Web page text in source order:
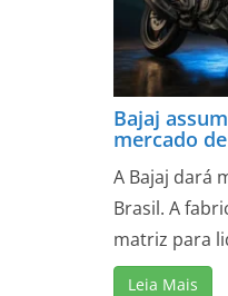
Bajaj
mercado
A Bajaj dará
Brasil. A
matriz para
Leia Mais